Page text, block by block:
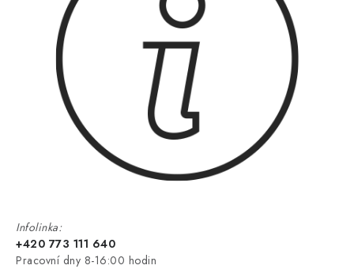
Infolinka:
+420 773 111 640
Pracovní dny 8-16:00 hodin